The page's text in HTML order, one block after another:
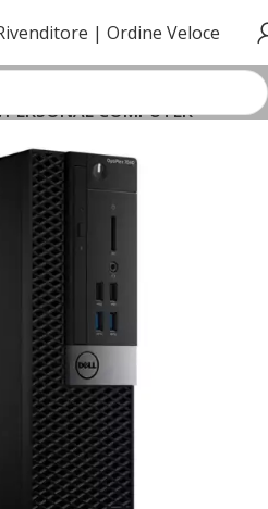
| Ordine Veloce
PERSONAL COMPUTER